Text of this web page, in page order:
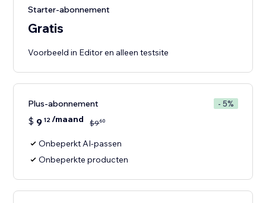
Starter-abonnement
Gratis
Voorbeeld in Editor en alleen testsite
Plus-abonnement - 5%
$ 9 12/maand $960
Onbeperkt AI-passen
Onbeperkte producten